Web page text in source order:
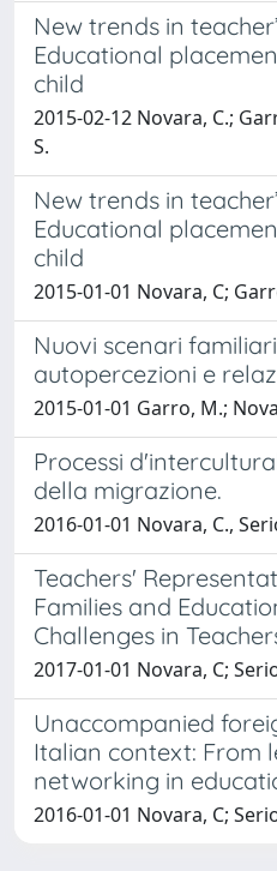
New trends in
Educational
child
2015-02-12 Novara, C.;
S.
New trends in
Educational
child
2015-01-01 Novara, C;
Nuovi scenari
autopercezioni e
2015-01-01 Garro, M.;
Processi
della migrazione.
2016-01-01 Novara, C.,
Teachers'
Families and
Challenges in
2017-01-01 Novara, C;
Unaccompanied
Italian context: From
networking in
2016-01-01 Novara, C;